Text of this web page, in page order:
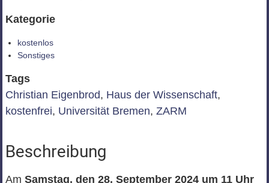
Kategorie
kostenlos
Sonstiges
Tags
Christian Eigenbrod, Haus der Wissenschaft,
kostenfrei, Universität Bremen, ZARM
Beschreibung
Am Samstag, den 28. September 2024 um 11 Uhr